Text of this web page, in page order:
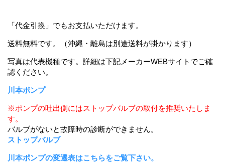
「代金引換」でもお支払いただけます。
送料無料です。（沖縄・離島は別途送料が掛かります）
写真は代表機種です。詳細は下記メーカーWEBサイトでご確
認ください。
川本ポンプ
※ポンプの吐出側にはストップバルブの取付を推奨いたしま
す。
バルブがないと故障時の診断ができません。
ストップバルブ
川本ポンプの変遷表はこちらをご覧下さい。